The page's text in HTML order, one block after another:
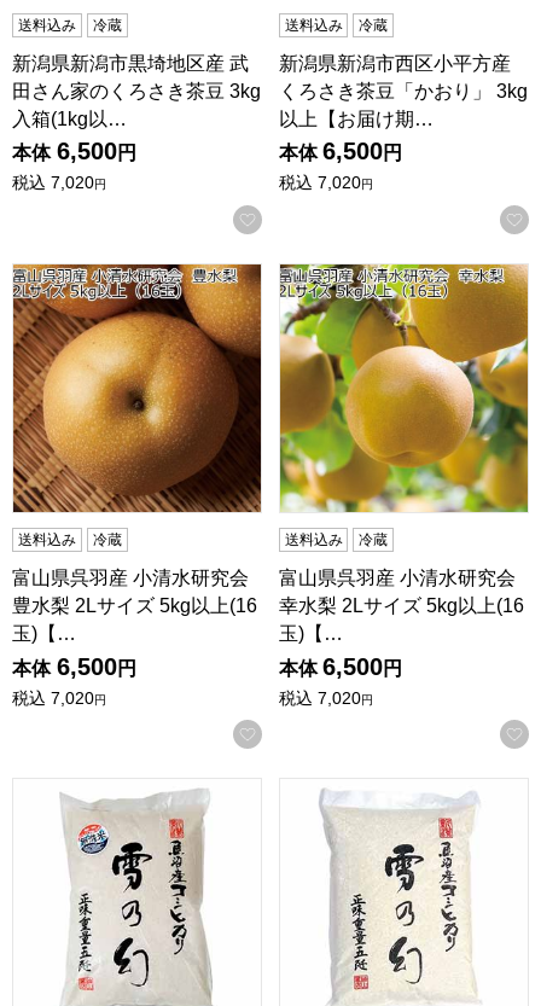
送料込み 冷蔵
新潟県新潟市黒埼地区産 武
田さん家のくろさき茶豆 3kg
入箱(1kg以…
本体 6,500円
税込 7,020円
お気に入りに登録する
送料込み 冷蔵
新潟県新潟市西区小平方産
くろさき茶豆「かおり」 3kg
以上【お届け期…
本体 6,500円
税込 7,020円
富山県呉羽産 小清水研究会 豊水梨 2Lサイズ 5kg以上(16玉)
送料込み 冷蔵
富山県呉羽産 小清水研究会
豊水梨 2Lサイズ 5kg以上(16
玉)【…
本体 6,500円
税込 7,020円
お気に入りに登録する
富山県呉羽産 小清水研究会
送料込み 冷蔵
富山県呉羽産 小清水研究会
幸水梨 2Lサイズ 5kg以上(16
玉)【…
本体 6,500円
税込 7,020円
【令和7年産】【無洗米】新潟県魚沼産 コシヒカリ 雪の幻
【令和7年産】【精米】新潟